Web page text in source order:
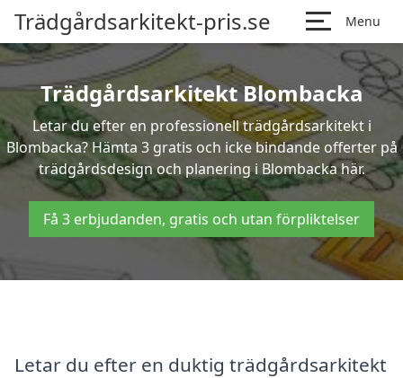
Trädgårdsarkitekt-pris.se Menu
Trädgårdsarkitekt Blombacka
Letar du efter en professionell trädgårdsarkitekt i
Blombacka? Hämta 3 gratis och icke bindande offerter på
trädgårdsdesign och planering i Blombacka här.
Få 3 erbjudanden, gratis och utan förpliktelser
Letar du efter en duktig trädgårdsarkitekt